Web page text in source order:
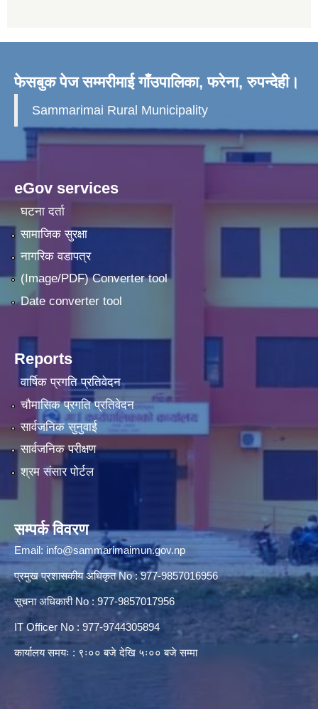
फेसबुक पेज सम्मरीमाई गाँउपालिका, फरेना, रुपन्देही।
Sammarimai Rural Municipality
eGov services
घटना दर्ता
सामाजिक सुरक्षा
नागरिक वडापत्र
(Image/PDF) Converter tool
Date converter tool
Reports
वार्षिक प्रगति प्रतिवेदन
चौमासिक प्रगति प्रतिवेदन
सार्वजनिक सुनुवाई
सार्वजनिक परीक्षण
श्रम संसार पोर्टल
सम्पर्क विवरण
Email: info@sammarimaimun.gov.np
प्रमुख प्रशासकीय अधिकृत No : 977-9857016956
सूचना अधिकारी No : 977-9857017956
IT Officer No : 977-9744305894
कार्यालय समयः : ९ः०० बजे देखि ५ः०० बजे सम्मा